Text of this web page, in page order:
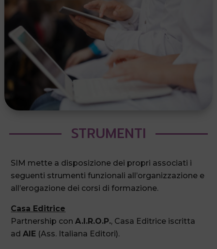
STRUMENTI
SIM mette a disposizione dei propri associati i
seguenti strumenti funzionali all’organizzazione e
all’erogazione dei corsi di formazione.
Casa Editrice
Partnership conA.I.R.O.P., Casa Editrice iscritta
adAIE (Ass. Italiana Editori).